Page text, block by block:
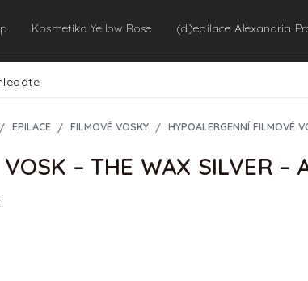
Kosmetika Yellow Rose (d)epilace Alexandria
EPILACE FILMOVÉ VOSKY HYPOALERGENNÍ FILMOVÉ
– THE WAX SILVER –